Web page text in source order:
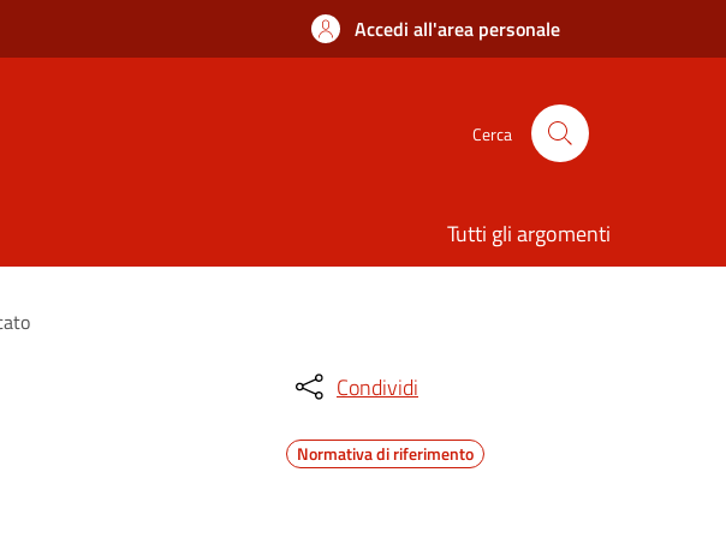
Accedi all'area personale
Cerca
Tutti gli argomenti
Condividi
Normativa di riferimento